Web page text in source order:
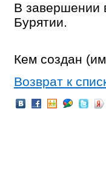
В завершении
Бурятии.
Кем создан
Возврат к